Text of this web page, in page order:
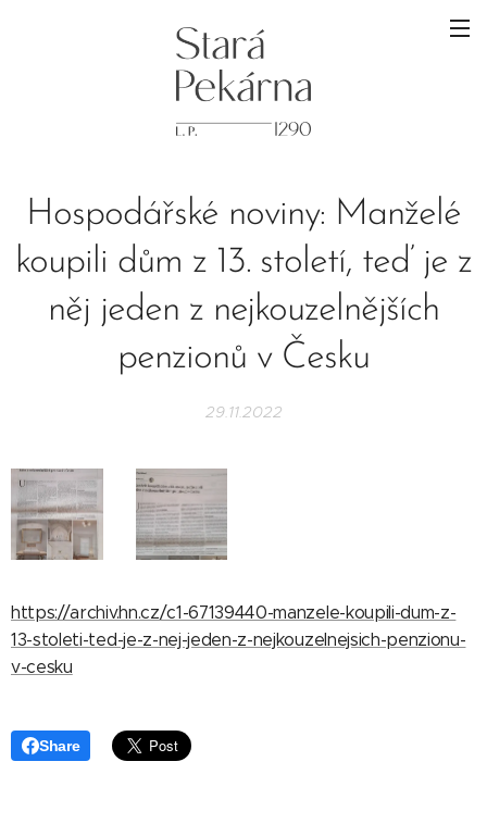
Hospodářské noviny: Manželé
koupili dům z 13. století, teď je z
něj jeden z nejkouzelnějších
penzionů v Česku
29.11.2022
https://archiv.hn.cz/c1-67139440-manzele-koupili-dum-z-
13-stoleti-ted-je-z-nej-jeden-z-nejkouzelnejsich-penzionu-
v-cesku
Share